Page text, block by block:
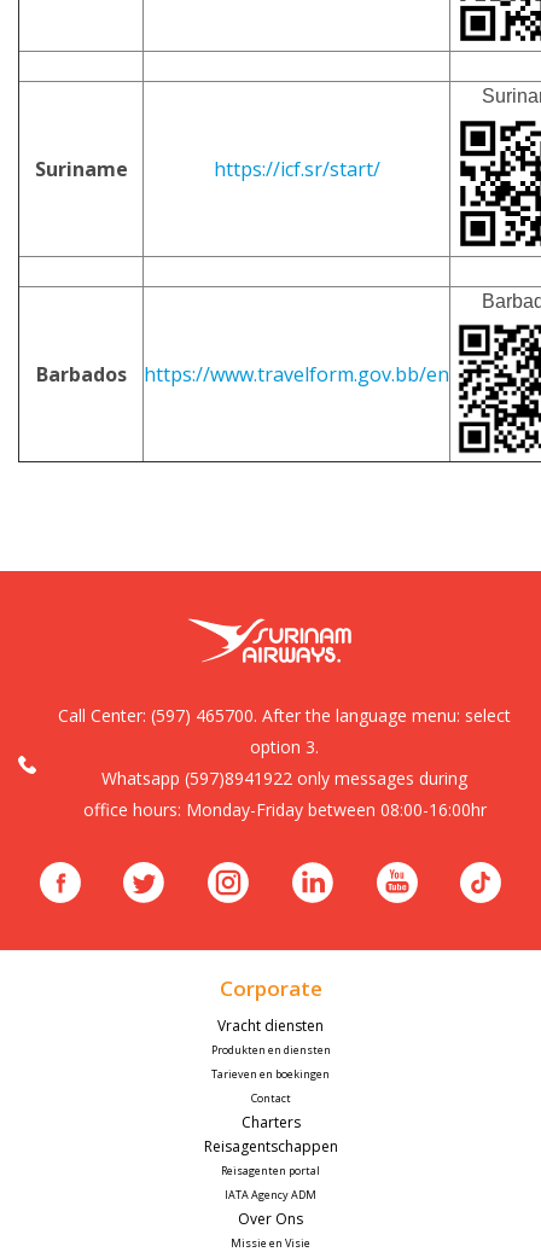
Suriname https://icf.sr/start/
Barbados https://www.travelform.gov.bb/en
Call Center: (597) 465700. After the language menu: select
option 3.
Whatsapp (597)8941922 only messages during
office hours: Monday-Friday between 08:00-16:00hr
Corporate
Vracht diensten
Produkten en diensten
Tarieven en boekingen
Contact
Charters
Reisagentschappen
Reisagenten portal
IATA Agency ADM
Over Ons
Missie en Visie